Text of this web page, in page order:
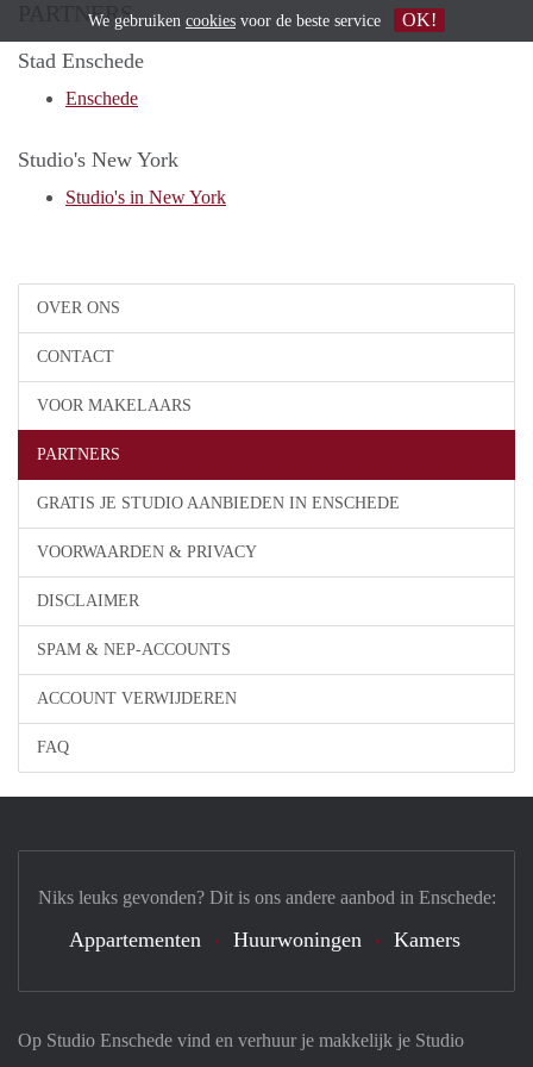
OVER ONS
CONTACT
VOOR MAKELAARS
PARTNERS
GRATIS JE STUDIO AANBIEDEN IN ENSCHEDE
VOORWAARDEN & PRIVACY
DISCLAIMER
SPAM & NEP-ACCOUNTS
ACCOUNT VERWIJDEREN
FAQ
PARTNERS
Stad Enschede
Enschede
Studio's New York
Studio's in New York
Op Studio Enschede vind en verhuur je makkelijk je Studio
Niks leuks gevonden? Dit is ons andere aanbod in Enschede:
Appartementen Huurwoningen Kamers
We gebruiken cookies voor de beste service OK!